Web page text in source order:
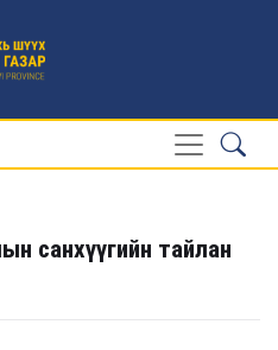
санхүүгийн тайлан